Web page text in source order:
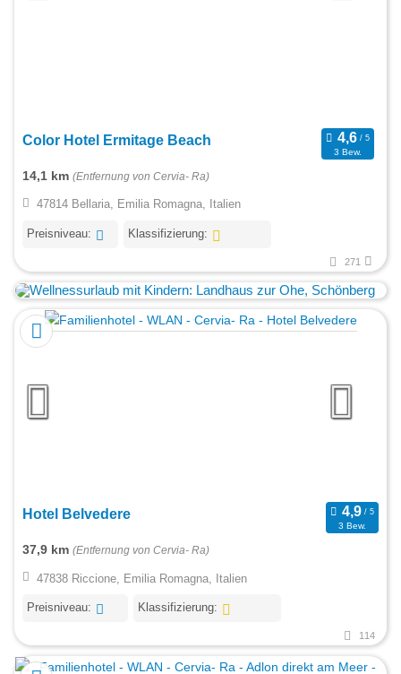
Color Hotel Ermitage Beach
3 Bew.
14,1 km (Entfernung von Cervia- Ra)
47814 Bellaria, Emilia Romagna, Italien
Preisniveau: Klassifizierung:
271
Hotel Belvedere
3 Bew.
37,9 km (Entfernung von Cervia- Ra)
47838 Riccione, Emilia Romagna, Italien
Preisniveau: Klassifizierung:
114